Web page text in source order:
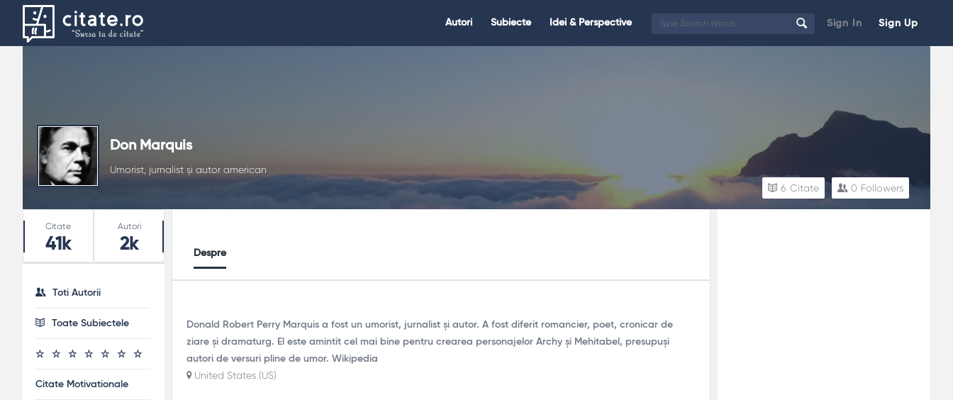
Sign In Sign Up
Citate.ro
Autori Subiecte Idei & Perspective
Don Marquis
Umorist, jurnalist și autor american
0 Followers
6 Citate
Despre
Donald Robert Perry Marquis a fost un umorist, jurnalist și autor. A fost diferit romancier, poet, cronicar de
ziare și dramaturg. El este amintit cel mai bine pentru crearea personajelor Archy și Mehitabel, presupuși
autori de versuri pline de umor. Wikipedia
United States (US)
Stats
Citate
41k
Autori
2k
Toti Autorii
Toate Subiectele
Citate Motivationale